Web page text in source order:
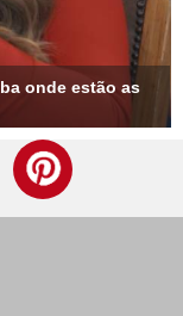
onde estão as